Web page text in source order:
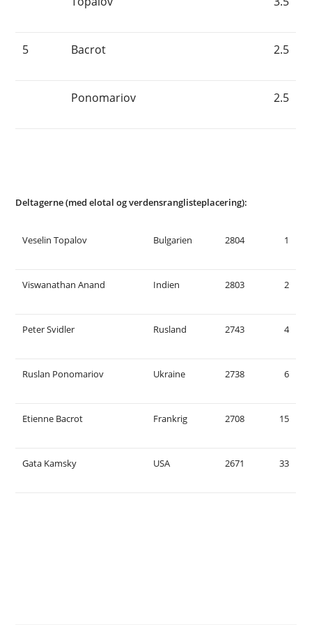
5 Bacrot 2.5
Ponomariov 2.5
Deltagerne (med elotal og verdensranglisteplacering):
Veselin Topalov Bulgarien 2804 1
Viswanathan Anand Indien 2803 2
Peter Svidler Rusland 2743 4
Ruslan Ponomariov Ukraine 2738 6
Etienne Bacrot Frankrig 2708 15
Gata Kamsky USA 2671 33